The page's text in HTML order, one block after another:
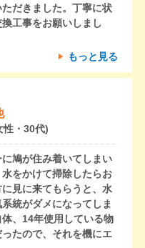
だきました。丁寧に状
工事をお願いしまし
もっと見る
性・30代)
鳩が住み着いてしまい
をかけて掃除したらお
見に来てもらうと、水
統がダメになってしま
、14年使用している物
たので、それを機にエ